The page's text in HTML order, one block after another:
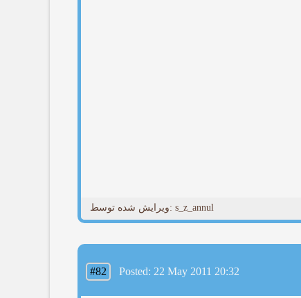
ویرایش شده توسط: s_z_annul
#82 Posted: 22 May 2011 20:32